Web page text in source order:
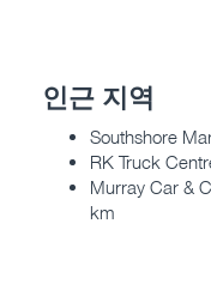
인근 지역
Southshore
RK Truck
Murray Car &
km